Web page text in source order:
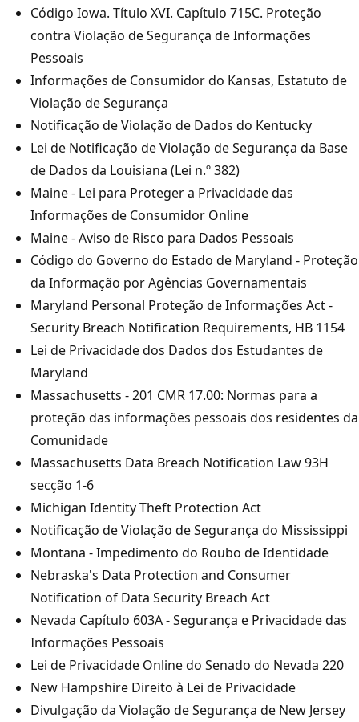
Código Iowa. Título XVI. Capítulo 715C. Proteção
contra Violação de Segurança de Informações
Pessoais
Informações de Consumidor do Kansas, Estatuto de
Violação de Segurança
Notificação de Violação de Dados do Kentucky
Lei de Notificação de Violação de Segurança da Base
de Dados da Louisiana (Lei n.º 382)
Maine - Lei para Proteger a Privacidade das
Informações de Consumidor Online
Maine - Aviso de Risco para Dados Pessoais
Código do Governo do Estado de Maryland - Proteção
da Informação por Agências Governamentais
Maryland Personal Proteção de Informações Act -
Security Breach Notification Requirements, HB 1154
Lei de Privacidade dos Dados dos Estudantes de
Maryland
Massachusetts - 201 CMR 17.00: Normas para a
proteção das informações pessoais dos residentes da
Comunidade
Massachusetts Data Breach Notification Law 93H
secção 1-6
Michigan Identity Theft Protection Act
Notificação de Violação de Segurança do Mississippi
Montana - Impedimento do Roubo de Identidade
Nebraska's Data Protection and Consumer
Notification of Data Security Breach Act
Nevada Capítulo 603A - Segurança e Privacidade das
Informações Pessoais
Lei de Privacidade Online do Senado do Nevada 220
New Hampshire Direito à Lei de Privacidade
Divulgação da Violação de Segurança de New Jersey